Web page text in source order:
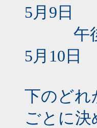
5月9
午後
5月10日
下のどれ
ごとに